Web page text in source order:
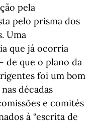
pela
pelo prisma dos
Uma
que já ocorria
de que o plano da
foi um bom
décadas
e comités
à “escrita de